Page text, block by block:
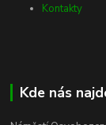
Kontakty
Kde nás